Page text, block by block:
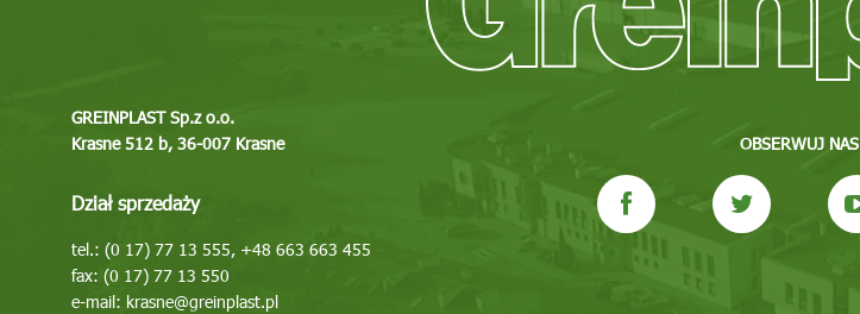
GREINPLAST Sp.z o.o.
Krasne 512 b, 36-007 Krasne
Dział sprzedaży
tel.: (0 17) 77 13 555, +48 663 663 455
fax: (0 17) 77 13 550
e-mail: krasne@greinplast.pl
OBSERWUJ NAS